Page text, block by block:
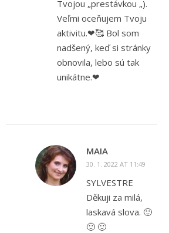
Tvojou „prestávkou „).
Veľmi oceňujem Tvoju
aktivitu.❤🥰 Bol som
nadšený, keď si stránky
obnovila, lebo sú tak
unikátne.❤
MAIA
30. 1. 2022 AT 11:49
SYLVESTRE
Děkuji za milá,
laskavá slova. 🙂
🙂 🙂